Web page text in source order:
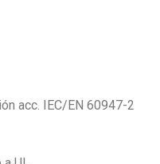
acc. IEC/EN 60947-2